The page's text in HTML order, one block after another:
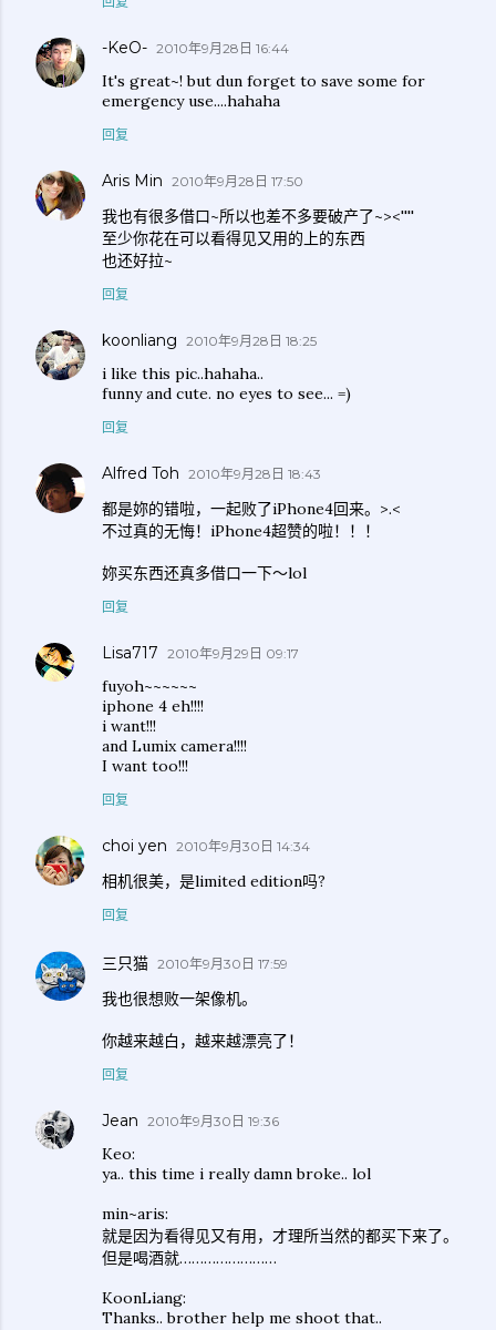
-KeO- 2010年9月28日 16:44
It's great~! but dun forget to save some for
emergency use....hahaha
回复
Aris Min 2010年9月28日 17:50
我也有很多借口~所以也差不多要破产了~><''''
至少你花在可以看得见又用的上的东西
也还好拉~
回复
koonliang 2010年9月28日 18:25
i like this pic..hahaha..
funny and cute. no eyes to see... =)
回复
Alfred Toh 2010年9月28日 18:43
都是妳的错啦，一起败了iPhone4回来。>.<
不过真的无悔！iPhone4超赞的啦！！！
妳买东西还真多借口一下～lol
回复
Lisa717 2010年9月29日 09:17
fuyoh~~~~~~
iphone 4 eh!!!!
i want!!!
and Lumix camera!!!!
I want too!!!
回复
choi yen 2010年9月30日 14:34
相机很美，是limited edition吗?
回复
三只猫 2010年9月30日 17:59
我也很想败一架像机。
你越来越白，越来越漂亮了！
回复
Jean 2010年9月30日 19:36
Keo:
ya.. this time i really damn broke.. lol
min~aris:
就是因为看得见又有用，才理所当然的都买下来了。
但是喝酒就……………………
KoonLiang:
Thanks.. brother help me shoot that..